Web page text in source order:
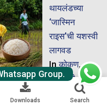
थायलंडच्या
‘जास्मिन
राइस’ची यशस्वी
लागवड
Inकोकण,
रत्नागिरी,शेती
August 4,
Downloads Search
Group.